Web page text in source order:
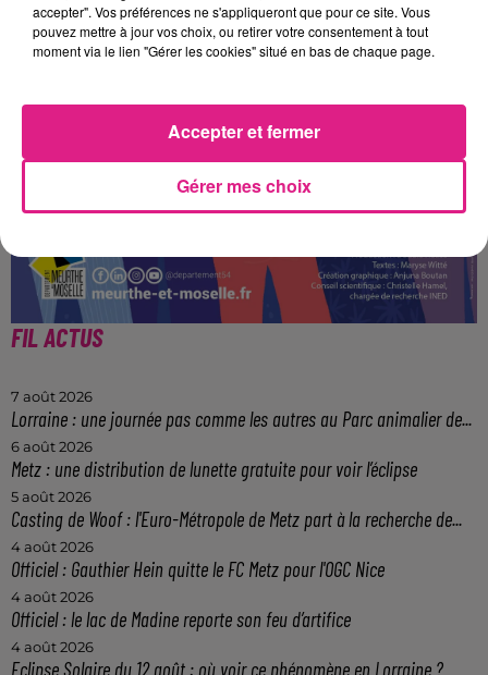
FIL ACTUS
7 août 2026
Lorraine : une journée pas comme les autres au Parc animalier de...
6 août 2026
Metz : une distribution de lunette gratuite pour voir l’éclipse
5 août 2026
Casting de Woof : l'Euro-Métropole de Metz part à la recherche de...
4 août 2026
Officiel : Gauthier Hein quitte le FC Metz pour l'OGC Nice
4 août 2026
Officiel : le lac de Madine reporte son feu d’artifice
4 août 2026
Eclipse Solaire du 12 août : où voir ce phénomène en Lorraine ?
accepter". Vos préférences ne s'appliqueront que pour ce site. Vous
pouvez mettre à jour vos choix, ou retirer votre consentement à tout
moment via le lien "Gérer les cookies" situé en bas de chaque page.
Gérer mes choix
Accepter et fermer